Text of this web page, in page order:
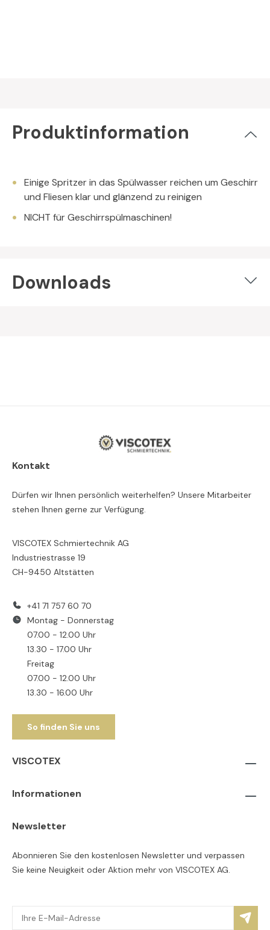
Produktinformation
Einige Spritzer in das Spülwasser reichen um Geschirr
und Fliesen klar und glänzend zu reinigen
NICHT für Geschirrspülmaschinen!
Downloads
Kontakt
Dürfen wir Ihnen persönlich weiterhelfen? Unsere Mitarbeiter
stehen Ihnen gerne zur Verfügung.
VISCOTEX Schmiertechnik AG
Industriestrasse 19
CH-9450 Altstätten
+41 71 757 60 70
Montag - Donnerstag
07.00 - 12.00 Uhr
13.30 - 17.00 Uhr
Freitag
07.00 - 12.00 Uhr
13.30 - 16.00 Uhr
So finden Sie uns
VISCOTEX
Informationen
Newsletter
Abonnieren Sie den kostenlosen Newsletter und verpassen
Sie keine Neuigkeit oder Aktion mehr von VISCOTEX AG.